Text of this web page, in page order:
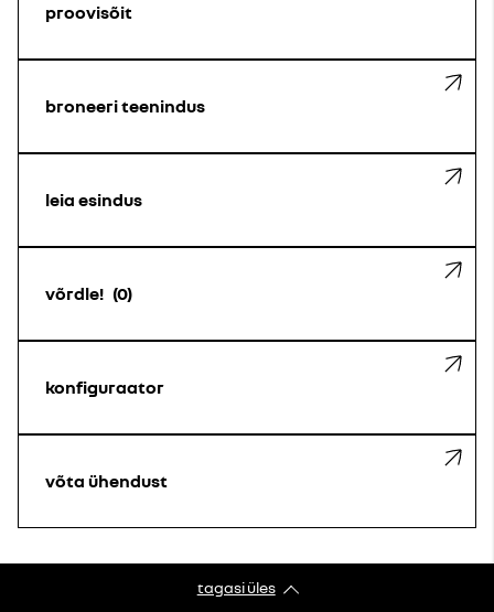
proovisõit
broneeri teenindus
leia esindus
võrdle! 0
konfiguraator
võta ühendust
tagasi üles